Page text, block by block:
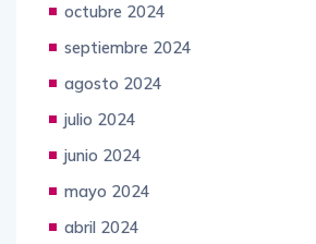
octubre 2024
septiembre 2024
agosto 2024
julio 2024
junio 2024
mayo 2024
abril 2024